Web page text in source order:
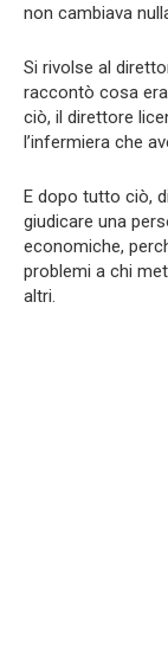
non cambiava
Si rivolse al
raccontò cosa
ciò, il direttore
l’infermiera che
E dopo tutto ciò,
giudicare una
economiche,
problemi a chi
altri.